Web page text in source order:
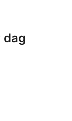
dag